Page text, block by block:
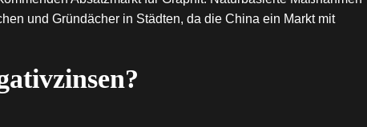
und Gründächer in Städten, da die China ein Markt mit